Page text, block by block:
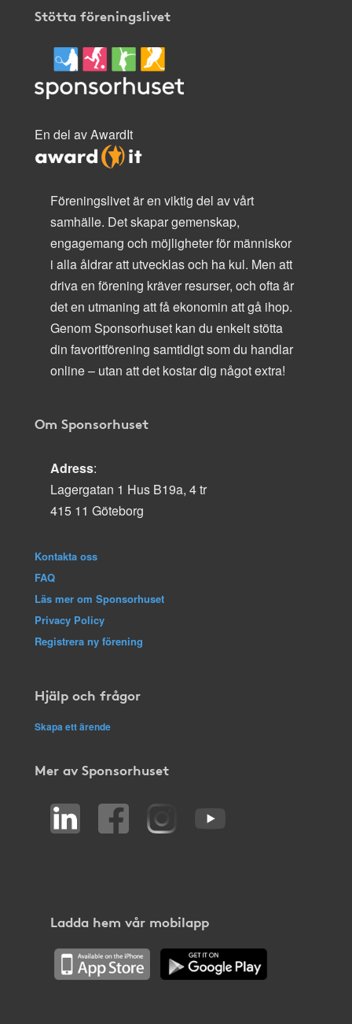
Stötta föreningslivet
En del av AwardIt
Föreningslivet är en viktig del av vårt
samhälle. Det skapar gemenskap,
engagemang och möjligheter för människor
i alla åldrar att utvecklas och ha kul. Men att
driva en förening kräver resurser, och ofta är
det en utmaning att få ekonomin att gå ihop.
Genom Sponsorhuset kan du enkelt stötta
din favoritförening samtidigt som du handlar
online – utan att det kostar dig något extra!
Om Sponsorhuset
Adress:
Lagergatan 1 Hus B19a, 4 tr
415 11 Göteborg
Kontakta oss
FAQ
Läs mer om Sponsorhuset
Privacy Policy
Registrera ny förening
Hjälp och frågor
Skapa ett ärende
Mer av Sponsorhuset
Ladda hem vår mobilapp